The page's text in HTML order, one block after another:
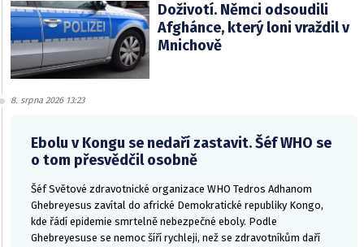
Doživotí. Němci odsoudili
Afghánce, který loni vraždil v
Mnichově
8. srpna 2026 13:23
Ebolu v Kongu se nedaří zastavit. Šéf WHO se
o tom přesvědčil osobně
Šéf Světové zdravotnické organizace WHO Tedros Adhanom
Ghebreyesus zavítal do africké Demokratické republiky Kongo,
kde řádí epidemie smrtelně nebezpečné eboly. Podle
Ghebreyesuse se nemoc šíří rychleji, než se zdravotníkům daří